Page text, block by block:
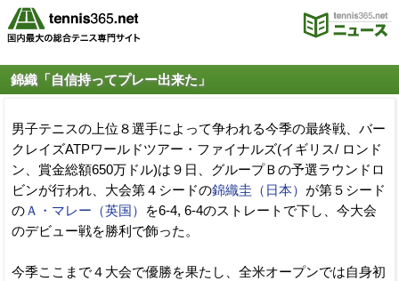
錦織「自信持ってプレー出来た」
男子テニスの上位８選手によって争われる今季の最終戦、バー
クレイズATPワールドツアー・ファイナルズ(イギリス/ ロンド
ン、賞金総額650万ドル)は９日、グループＢの予選ラウンドロ
ビンが行われ、大会第４シードの錦織圭（日本） が第５シード
のＡ・マレー（英国）
を6-4, 6-4のストレートで下し、今大会
のデビュー戦を勝利で飾った。
今季ここまで４大会で優勝を果たし、全米オープンでは自身初